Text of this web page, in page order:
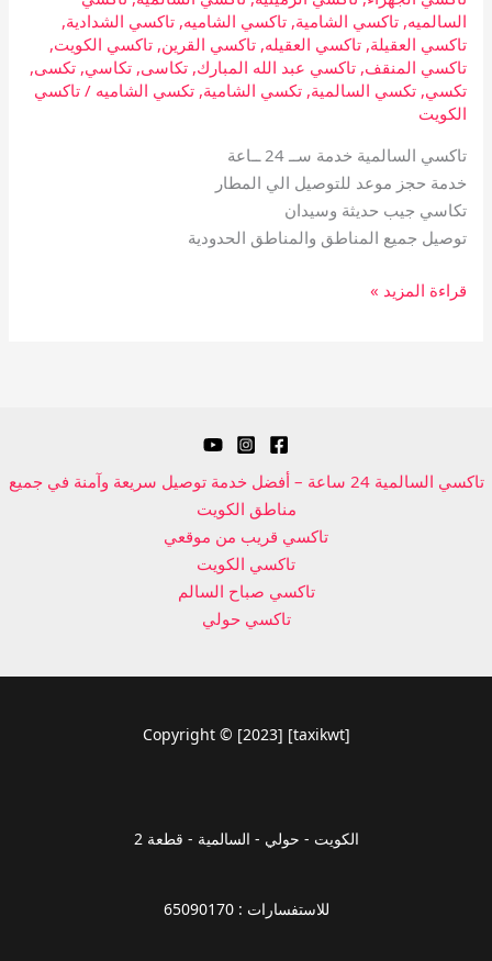
السالميه,تاكسي الشامية,تاكسي الشاميه,تاكسي الشدادية,
تاكسي العقيلة,تاكسي العقيله,تاكسي القرين,تاكسي الكويت,
تاكسي المنقف,تاكسي عبد الله المبارك,تكاسى,تكاسي,تكسى,
تكسي,تكسي السالمية,تكسي الشامية,تكسي الشاميه /تاكسي
الكويت
تاكسي السالمية خدمة ســ 24 ــاعة
خدمة حجز موعد للتوصيل الي المطار
تكاسي جيب حديثة وسيدان
توصيل جميع المناطق والمناطق الحدودية
قراءة المزيد »
تاكسي السالمية 24 ساعة – أفضل خدمة توصيل سريعة وآمنة في جميع
مناطق الكويت
تاكسي قريب من موقعي
تاكسي الكويت
تاكسي صباح السالم
تاكسي حولي
Copyright © [2023] [taxikwt]
الكويت - حولي - السالمية - قطعة 2
للاستفسارات : 65090170